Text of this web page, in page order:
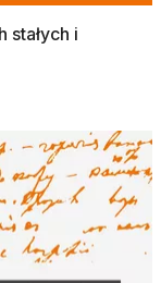
stałych i